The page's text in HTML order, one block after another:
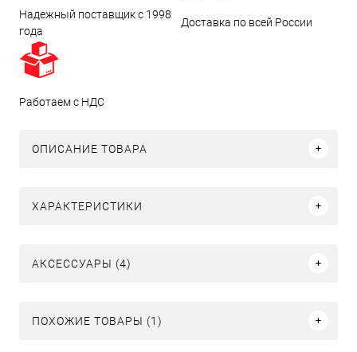
Надежный поставщик с 1998
года
Доставка по всей России
Работаем с НДС
ОПИСАНИЕ ТОВАРА
ХАРАКТЕРИСТИКИ
АКСЕССУАРЫ (4)
ПОХОЖИЕ ТОВАРЫ (1)